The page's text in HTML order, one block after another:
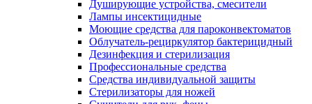
Душирующие устройства, смесители
Лампы инсектицидные
Моющие средства для пароконвектоматов
Облучатель-рециркулятор бактерицидный
Дезинфекция и стерилизация
Профессиональные средства
Средства индивидуальной защиты
Стерилизаторы для ножей